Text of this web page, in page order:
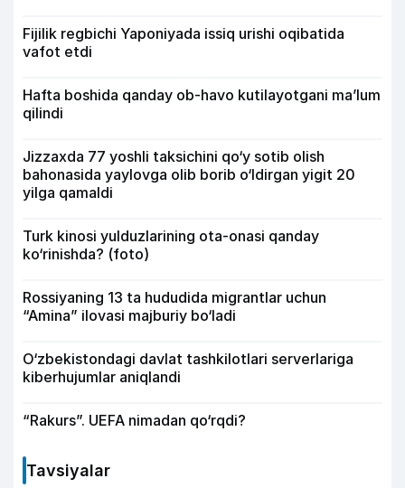
Fijilik regbichi Yaponiyada issiq urishi oqibatida
vafot etdi
Hafta boshida qanday ob-havo kutilayotgani ma’lum
qilindi
Jizzaxda 77 yoshli taksichini qo‘y sotib olish
bahonasida yaylovga olib borib o‘ldirgan yigit 20
yilga qamaldi
Turk kinosi yulduzlarining ota-onasi qanday
ko‘rinishda? (foto)
Rossiyaning 13 ta hududida migrantlar uchun
“Amina” ilovasi majburiy bo‘ladi
O‘zbekistondagi davlat tashkilotlari serverlariga
kiberhujumlar aniqlandi
“Rakurs”. UEFA nimadan qo‘rqdi?
Tavsiyalar